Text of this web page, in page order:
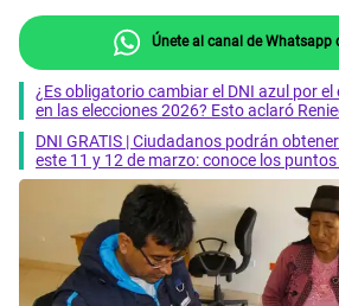
Únete al canal de Whatsapp
¿Es obligatorio cambiar el DNI azul por
en las elecciones 2026? Esto aclaró
DNI GRATIS | Ciudadanos podrán
este 11 y 12 de marzo: conoce los